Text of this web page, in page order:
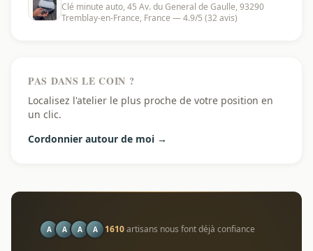
Clé minute auto, 45 Av. du General de Gaulle, 93290
Tremblay-en-France, France — 4.9/5 (32 avis)
PAS DANS LE COIN ?
Localisez l'atelier le plus proche de votre position en
un clic.
Cordonnier autour de moi →
A A A A 1610artisans nous font déjà confiance